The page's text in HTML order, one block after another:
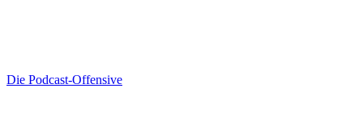
Die Podcast-Offensive